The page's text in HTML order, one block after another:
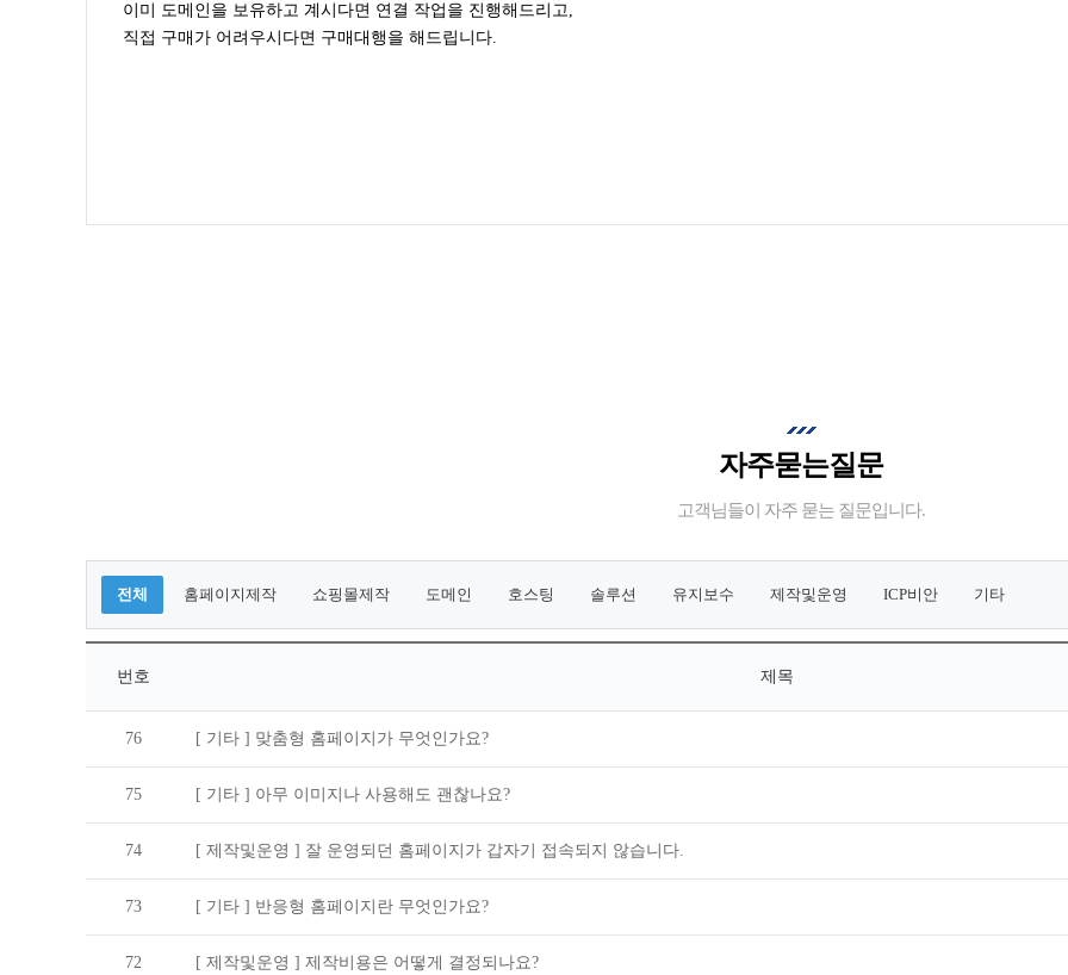
이미 도메인을 보유하고 계시다면 연결 작업을 진행해드리고,
직접 구매가 어려우시다면 구매대행을 해드립니다.
자주묻는질문
고객님들이 자주 묻는 질문입니다.
전체 홈페이지제작 쇼핑몰제작 도메인 호스팅 솔루션 유지보수 제작및운영 ICP비안 기타
번호 제목
76 [ 기타 ] 맞춤형 홈페이지가 무엇인가요?
75 [ 기타 ] 아무 이미지나 사용해도 괜찮나요?
74 [ 제작및운영 ] 잘 운영되던 홈페이지가 갑자기 접속되지 않습니다.
73 [ 기타 ] 반응형 홈페이지란 무엇인가요?
72 [ 제작및운영 ] 제작비용은 어떻게 결정되나요?